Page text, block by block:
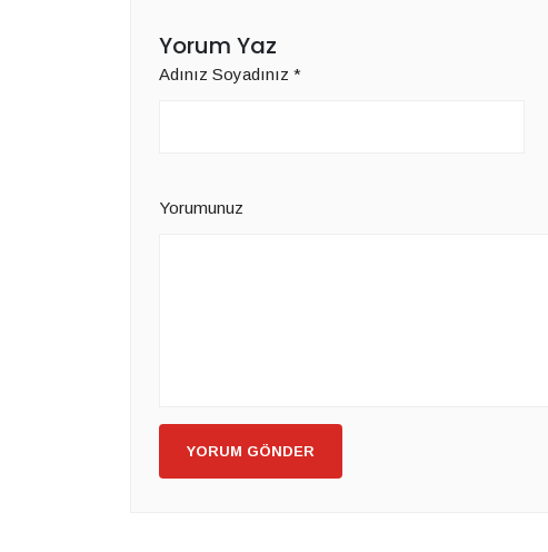
Yorum Yaz
Adınız Soyadınız *
Yorumunuz
YORUM GÖNDER